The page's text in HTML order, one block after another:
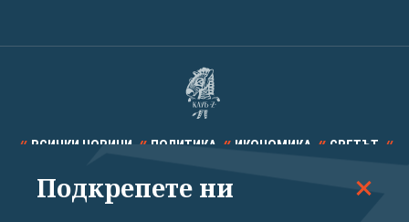
ВСИЧКИ НОВИНИ ПОЛИТИКА ИКОНОМИКА СВЕТЪТ
СПОРТ КУЛТУРА ТЕХНОЛОГИИ КАЛЕЙДОСКОП
Подкрепете ни